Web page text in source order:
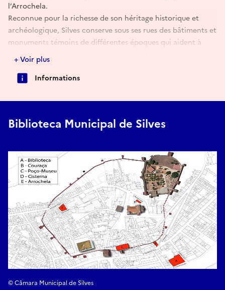
l’Arrochela.
Reconnue pour la richesse de son héritage historique et
archéologique, Silves conserve sous ses rues des bâtiments et
monuments témoins de différentes époques qui aident à
comprendre l’évolution de la ville au cours des siècles. Grâce
à cette initiative, les résidents et les visiteurs auront la
possibilité d’explorer des lieux habituellement inaccessibles
Pour plus d’informations, contactez le secteur du
arqueologia@cm-silves.pt
+ Voir plus
Informations
Biblioteca Municipal de Silves
© Câmara Municipal de Silves